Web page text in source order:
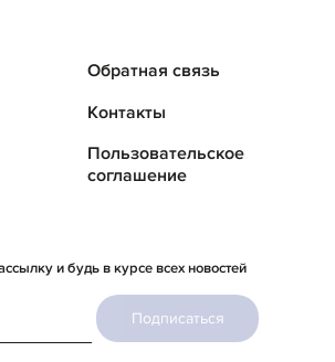
Обратная связь
Контакты
Пользовательское
соглашение
и будь в курсе всех новостей
Подписаться